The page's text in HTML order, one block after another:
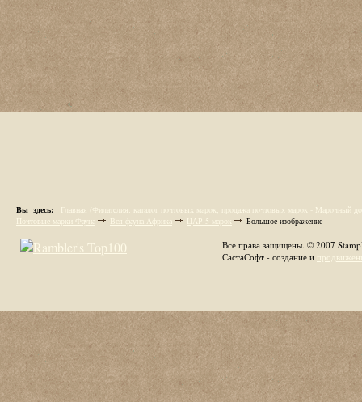
Вы здесь:
Главная (Филaтeлия: кaтaлoг пoчтoвых мaрoк, пpoдaжa пoчтoвых мaрoк - Maрoчный
Почтовые марки Фауна
Вся фауна-Африка ЦАР 5 марок Большое изображение
Все права защищены. © 2007
СастаСофт - создание и